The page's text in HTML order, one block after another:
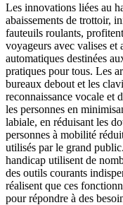
Les innovations liées au
abaissements de trottoir,
fauteuils roulants,
voyageurs avec valises et
automatiques destinées
pratiques pour tous. Les
bureaux debout et les
reconnaissance vocale et
les personnes en
labiale, en réduisant les
personnes à mobilité
utilisés par le grand
handicap utilisent de
des outils courants
réalisent que ces
pour répondre à des